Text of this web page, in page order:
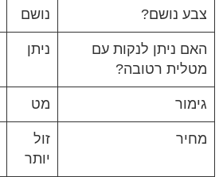
צבע נושם? נושם
האם ניתן לנקות עם
מטלית רטובה?
ניתן
גימור מט
מחיר
זול
יותר